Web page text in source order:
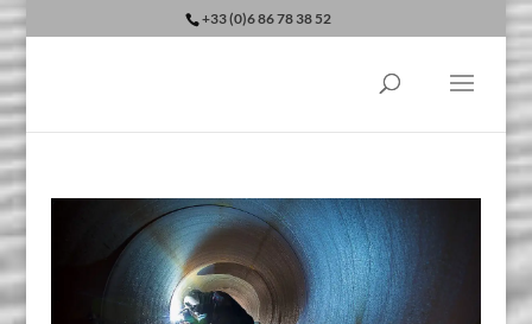
+33 (0)6 86 78 38 52